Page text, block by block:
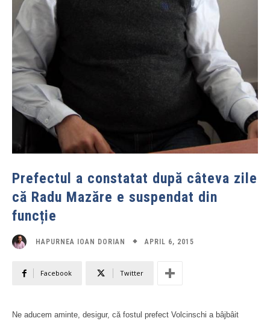
Prefectul a constatat după câteva zile
că Radu Mazăre e suspendat din
funcție
HAPURNEA IOAN DORIAN APRIL 6, 2015
Facebook Twitter
Ne aducem aminte, desigur, că fostul prefect Volcinschi a bâjbâit